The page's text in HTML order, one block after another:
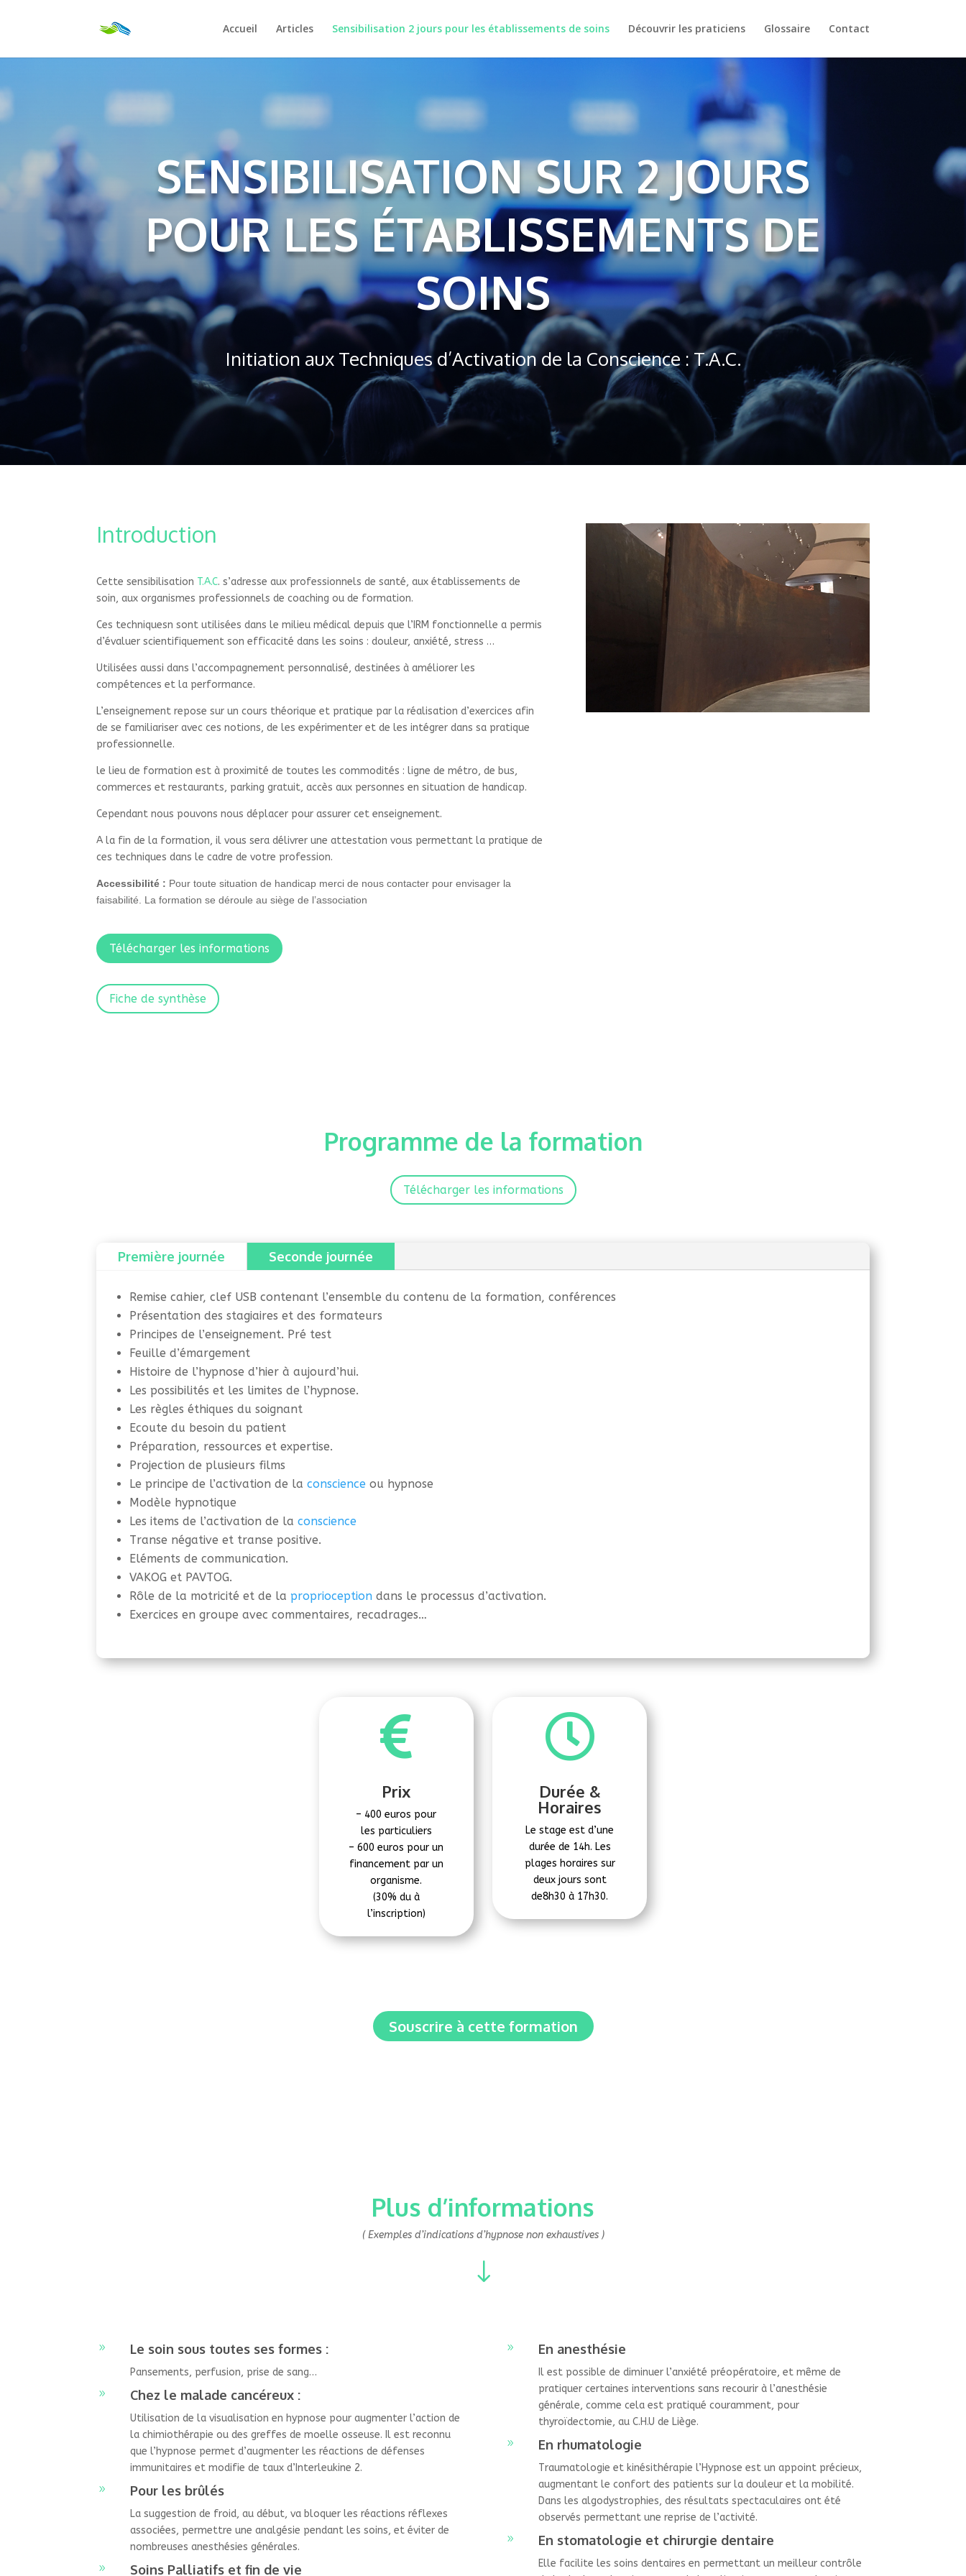
Accueil Articles Sensibilisation 2 jours pour les établissements de soins Découvrir les praticiens Glossaire Contact
SENSIBILISATION SUR 2 JOURS
POUR LES ÉTABLISSEMENTS DE
SOINS
Initiation aux Techniques d’Activation de la Conscience : T.A.C.
Introduction
Cette sensibilisation T.A.C. s’adresse aux professionnels de santé, aux établissements de
soin, aux organismes professionnels de coaching ou de formation.
Ces techniquesn sont utilisées dans le milieu médical depuis que l’IRM fonctionnelle a permis
d’évaluer scientifiquement son efficacité dans les soins : douleur, anxiété, stress …
Utilisées aussi dans l’accompagnement personnalisé, destinées à améliorer les
compétences et la performance.
L’enseignement repose sur un cours théorique et pratique par la réalisation d’exercices afin
de se familiariser avec ces notions, de les expérimenter et de les intégrer dans sa pratique
professionnelle.
le lieu de formation est à proximité de toutes les commodités : ligne de métro, de bus,
commerces et restaurants, parking gratuit, accès aux personnes en situation de handicap.
Cependant nous pouvons nous déplacer pour assurer cet enseignement.
A la fin de la formation, il vous sera délivrer une attestation vous permettant la pratique de
ces techniques dans le cadre de votre profession.
Accessibilité : Pour toute situation de handicap merci de nous contacter pour envisager la
faisabilité . La formation se déroule au siège de l’association
Télécharger les informations
Fiche de synthèse
Programme de la formation
Télécharger les informations
Première journée Seconde journée
Remise cahier, clef USB contenant l’ensemble du contenu de la formation, conférences
Présentation des stagiaires et des formateurs
Principes de l’enseignement. Pré test
Feuille d’émargement
Histoire de l’hypnose d’hier à aujourd’hui.
Les possibilités et les limites de l’hypnose.
Les règles éthiques du soignant
Ecoute du besoin du patient
Préparation, ressources et expertise.
Projection de plusieurs films
Le principe de l’activation de laconscience ou hypnose
Modèle hypnotique
Les items de l’activation de laconscience
Transe négative et transe positive.
Eléments de communication.
VAKOG et PAVTOG.
Rôle de la motricité et de la proprioception dans le processus d’activation.
Exercices en groupe avec commentaires, recadrages…

Prix
– 400 euros pour
les particuliers
– 600 euros pour un
financement par un
organisme.
(30% du à
l’inscription)

Durée &
Horaires
Le stage est d’une
durée de 14h. Les
plages horaires sur
deux jours sont
de8h30 à 17h30.
Souscrire à cette formation
Plus d’informations
( Exemples d’indications d’hypnose non exhaustives )
"
9 Le soin sous toutes ses formes :
Pansements, perfusion, prise de sang…
9 Chez le malade cancéreux :
Utilisation de la visualisation en hypnose pour augmenter l’action de
la chimiothérapie ou des greffes de moelle osseuse. Il est reconnu
que l’hypnose permet d’augmenter les réactions de défenses
immunitaires et modifie de taux d’Interleukine 2.
9 Pour les brûlés
La suggestion de froid, au début, va bloquer les réactions réflexes
associées, permettre une analgésie pendant les soins, et éviter de
nombreuses anesthésies générales.
9 Soins Palliatifs et fin de vie
9 En anesthésie
Il est possible de diminuer l’anxiété préopératoire, et même de
pratiquer certaines interventions sans recourir à l’anesthésie
générale, comme cela est pratiqué couramment, pour
thyroïdectomie, au C.H.U de Liège.
9 En rhumatologie
Traumatologie et kinésithérapie l’Hypnose est un appoint précieux,
augmentant le confort des patients sur la douleur et la mobilité.
Dans les algodystrophies, des résultats spectaculaires ont été
observés permettant une reprise de l’activité.
9 En stomatologie et chirurgie dentaire
Elle facilite les soins dentaires en permettant un meilleur contrôle